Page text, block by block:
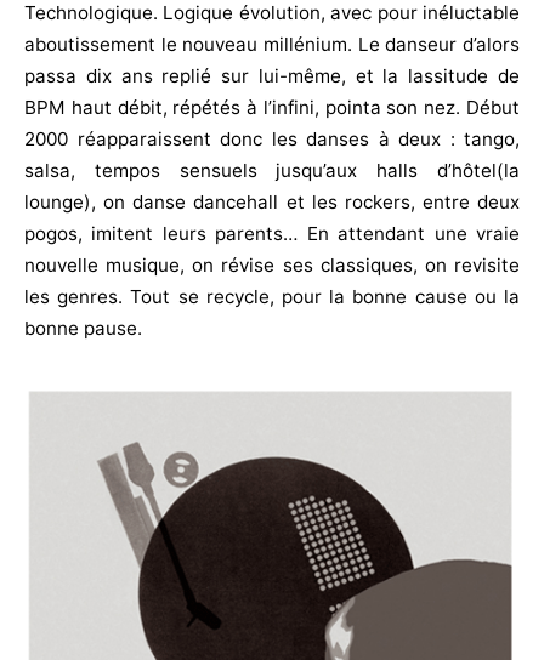
Technologique. Logique évolution, avec pour inéluctable
aboutissement le nouveau millénium. Le danseur d’alors
passa dix ans replié sur lui-même, et la lassitude de
BPM haut débit, répétés à l’infini, pointa son nez. Début
2000 réapparaissent donc les danses à deux : tango,
salsa, tempos sensuels jusqu’aux halls d’hôtel(la
lounge), on danse dancehall et les rockers, entre deux
pogos, imitent leurs parents… En attendant une vraie
nouvelle musique, on révise ses classiques, on revisite
les genres. Tout se recycle, pour la bonne cause ou la
bonne pause.